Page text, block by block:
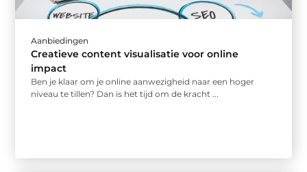
Aanbiedingen
Creatieve content visualisatie voor online
impact
Ben je klaar om je online aanwezigheid naar een hoger
niveau te tillen? Dan is het tijd om de kracht ...